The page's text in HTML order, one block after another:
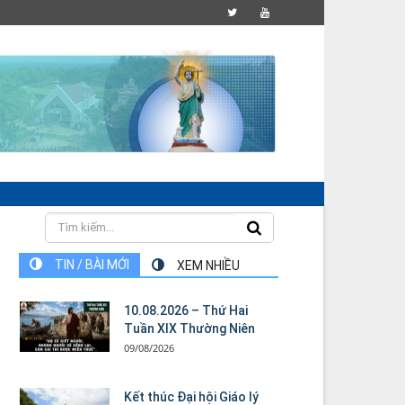
TIN / BÀI MỚI XEM NHIỀU
10.08.2026 – Thứ Hai
Tuần XIX Thường Niên
09/08/2026
Kết thúc Đại hội Giáo lý